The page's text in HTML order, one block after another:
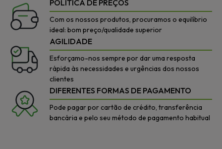
POLÍTICA DE PREÇOS
Com os nossos produtos, procuramos o equilíbrio
ideal: bom preço/qualidade superior
AGILIDADE
Esforçamo-nos sempre por dar uma resposta
rápida às necessidades e urgências dos nossos
clientes
DIFERENTES FORMAS DE PAGAMENTO
Pode pagar por cartão de crédito, transferência
bancária e pelo seu método de pagamento habitual